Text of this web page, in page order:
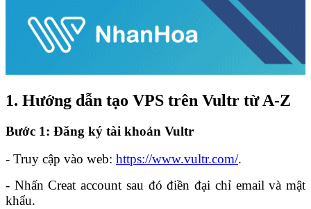
1. Hướng dẫn tạo VPS trên Vultr từ A-Z
Bước 1: Đăng ký tài khoản Vultr
- Truy cập vào web: https://www.vultr.com/.
- Nhấn Creat account sau đó điền đại chỉ email và mật
khẩu.